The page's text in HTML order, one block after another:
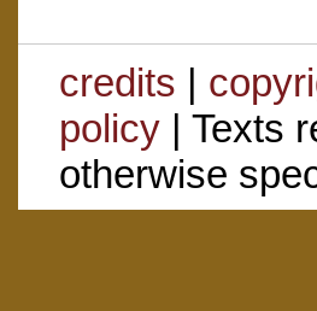
credits |
policy| Texts
otherwise